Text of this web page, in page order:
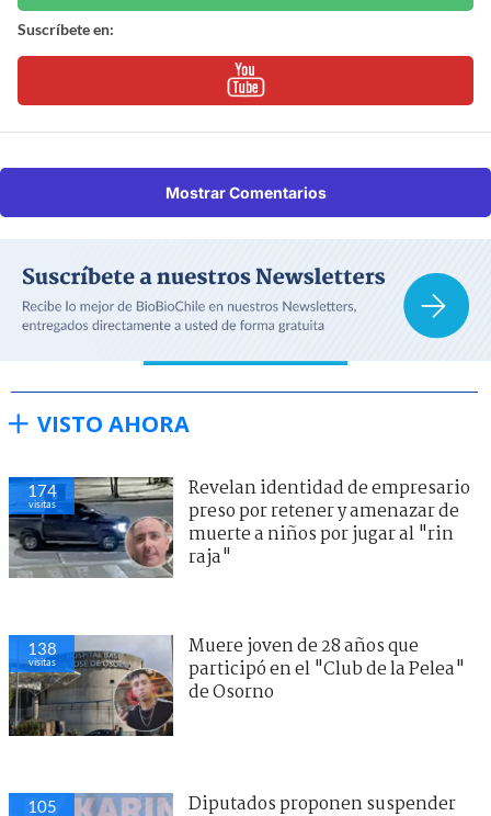
Suscríbete en:
Mostrar Comentarios
VISTO AHORA
174
visitas
Revelan identidad de empresario
preso por retener y amenazar de
muerte a niños por jugar al "rin
raja"
138
visitas
Muere joven de 28 años que
participó en el "Club de la Pelea"
de Osorno
105
Diputados proponen suspender